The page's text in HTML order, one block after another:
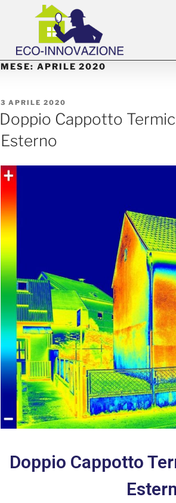
MESE: APRILE 2020
3 APRILE 2020
Doppio Cappotto
Esterno
Doppio Cappotto